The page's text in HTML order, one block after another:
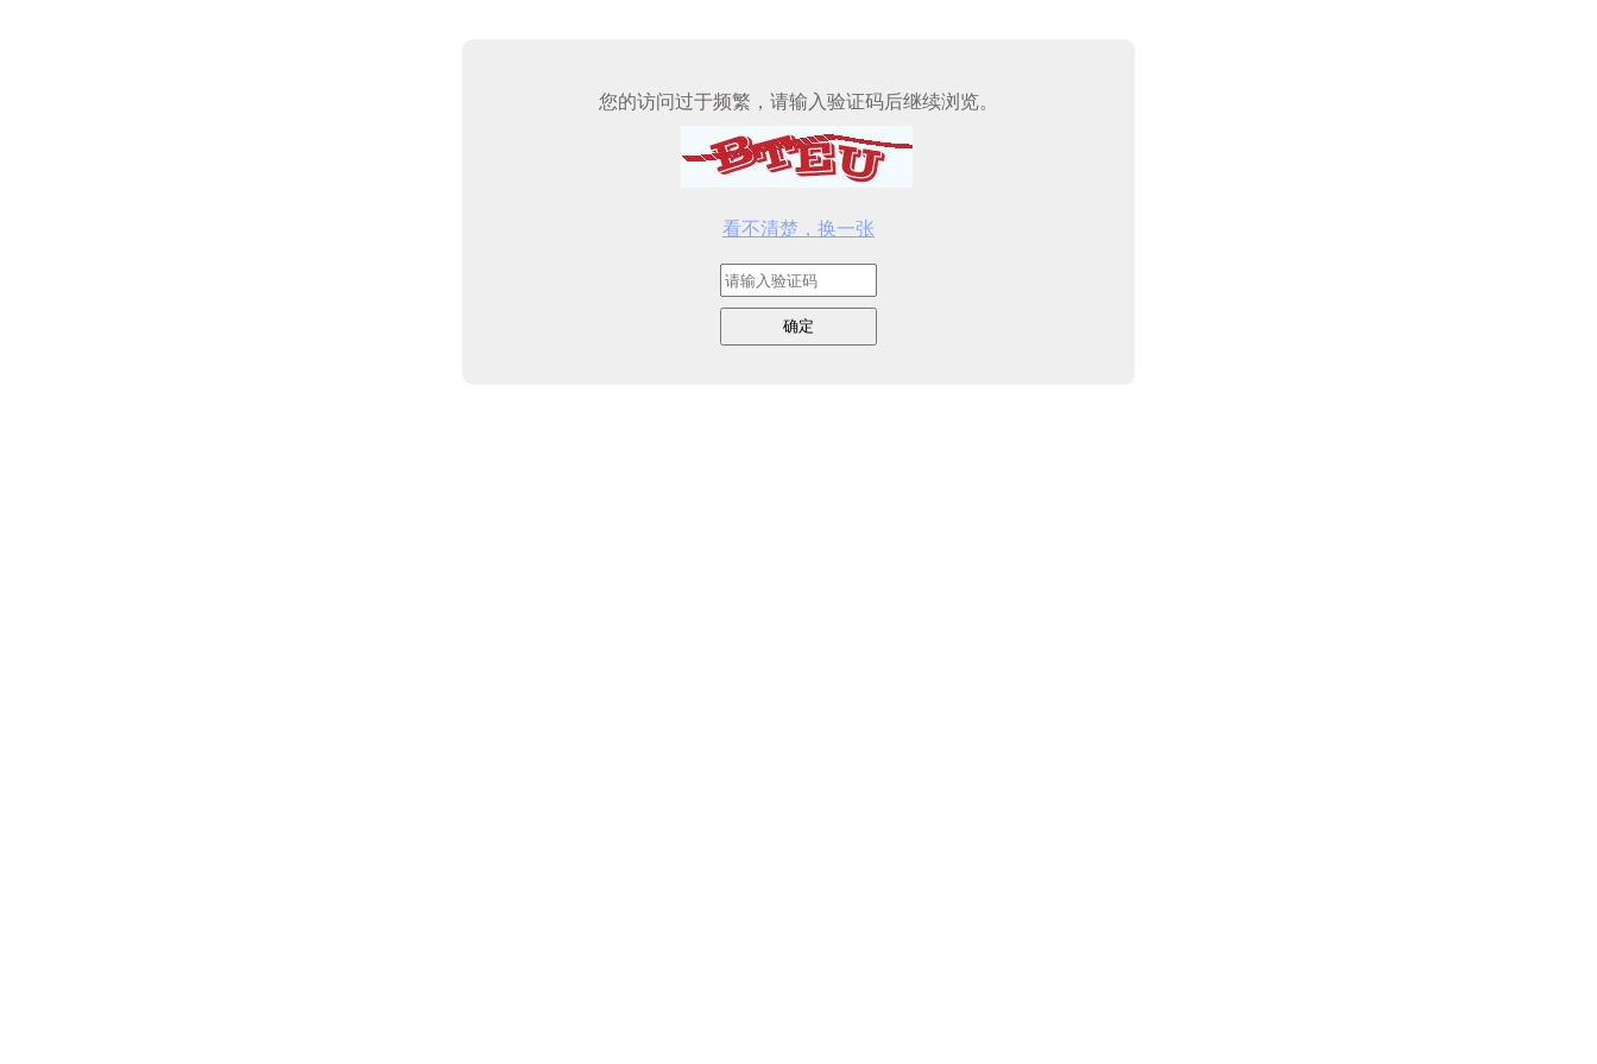
您的访问过于频繁，请输入验证码后继续浏览。
看不清楚，换一张